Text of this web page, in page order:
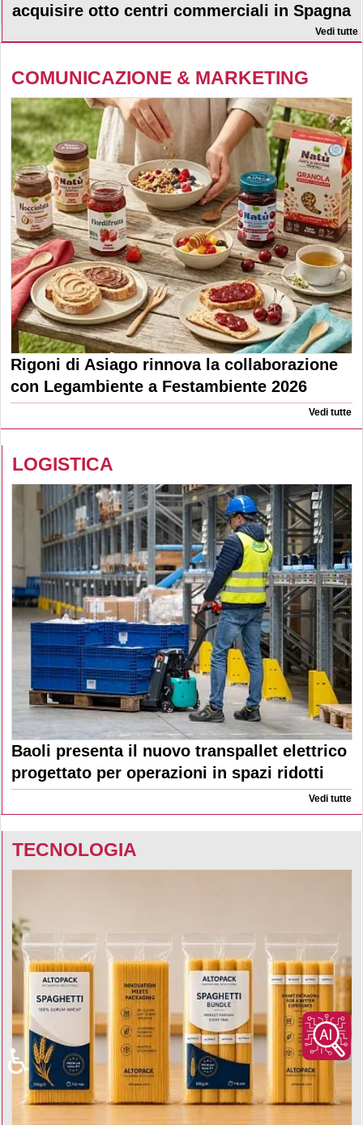
acquisire otto centri commerciali in Spagna
Vedi tutte
COMUNICAZIONE & MARKETING
Rigoni di Asiago rinnova la collaborazione
con Legambiente a Festambiente 2026
Vedi tutte
LOGISTICA
Baoli presenta il nuovo transpallet elettrico
progettato per operazioni in spazi ridotti
Vedi tutte
TECNOLOGIA